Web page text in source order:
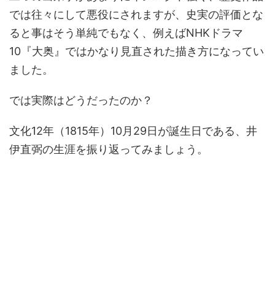
では往々にして悪役にされますが、史実の評価とな
ると事はそう単純でもなく、例えばNHKドラマ
10『大奥』ではかなり見直された描き方になってい
ました。
では実際はどうだったのか？
文化12年（1815年）10月29日が誕生日である、井
伊直弼の生涯を振り返ってみましょう。